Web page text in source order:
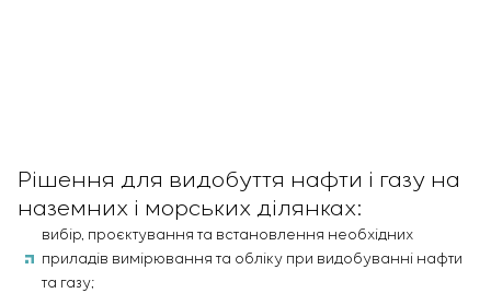
Рішення для видобуття нафти і газу на
наземних і морських ділянках:
вибір, проєктування та встановлення необхідних
приладів вимірювання та обліку при видобуванні нафти
та газу;